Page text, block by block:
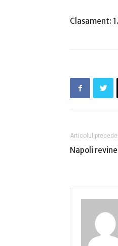
Clasament:
Articolul
Napoli